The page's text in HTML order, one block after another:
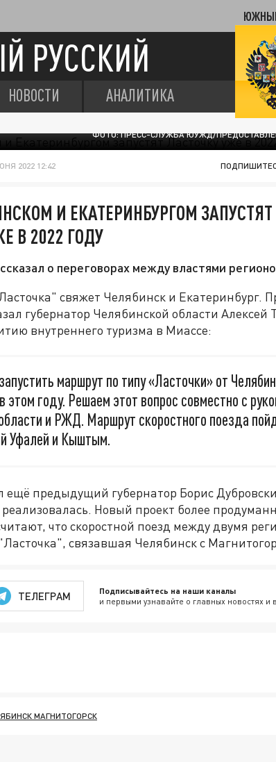
РУССКИЙ
НОВОСТИ АНАЛИТИКА
ФОТО: ПРЕСС-СЛУЖБА ЮУЖД/
2022 12:42
И ЕКАТЕРИНБУРГОМ ЗАПУСТЯТ
В 2022 ГОДУ
о переговорах между властями
свяжет Челябинск и Екатеринбург.
губернатор Челябинской области Алексей
внутреннего туризма в Миассе:
маршрут по типу «Ласточки» от
этом году. Решаем этот вопрос совместно с
и РЖД. Маршрут скоростного поезда
Уфалей и Кыштым.
ещё предыдущий губернатор Борис
реализовалась. Новый проект более
что скоростной поезд между двумя
связавшая Челябинск с
ТЕЛЕГРАМ Подписывайтесь на наши каналы
и первыми узнавайте о главных новостях
МАГНИТОГОРСК